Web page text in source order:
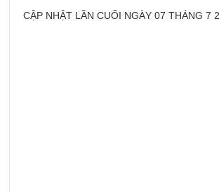
CẬP NHẬT LẦN CUỐI NGÀY 07 THÁNG 7